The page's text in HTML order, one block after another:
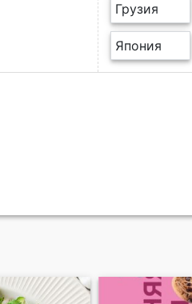
Грузия
Япония